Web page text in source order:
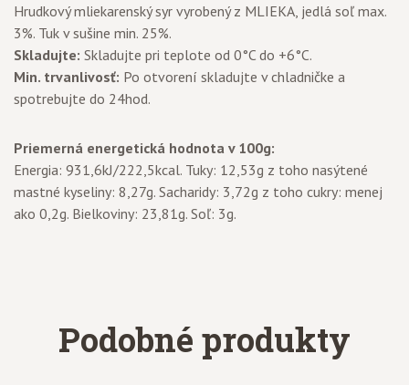
Hrudkový mliekarenský syr vyrobený z MLIEKA, jedlá soľ max.
3%. Tuk v sušine min. 25%.
Skladujte: Skladujte pri teplote od 0°C do +6°C.
Min. trvanlivosť: Po otvorení skladujte v chladničke a
spotrebujte do 24hod.
Priemerná energetická hodnota v 100g:
Energia: 931,6kJ/222,5kcal. Tuky: 12,53g z toho nasýtené
mastné kyseliny: 8,27g. Sacharidy: 3,72g z toho cukry: menej
ako 0,2g. Bielkoviny: 23,81g. Soľ: 3g.
Podobné produkty